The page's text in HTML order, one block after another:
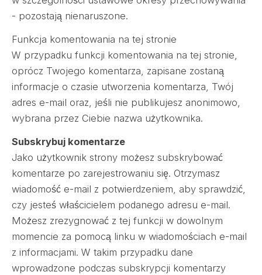
- pozostają nienaruszone.
Funkcja komentowania na tej stronie
W przypadku funkcji komentowania na tej stronie,
oprócz Twojego komentarza, zapisane zostaną
informacje o czasie utworzenia komentarza, Twój
adres e-mail oraz, jeśli nie publikujesz anonimowo,
wybrana przez Ciebie nazwa użytkownika.
Subskrybuj komentarze
Jako użytkownik strony możesz subskrybować
komentarze po zarejestrowaniu się. Otrzymasz
wiadomość e-mail z potwierdzeniem, aby sprawdzić,
czy jesteś właścicielem podanego adresu e-mail.
Możesz zrezygnować z tej funkcji w dowolnym
momencie za pomocą linku w wiadomościach e-mail
z informacjami. W takim przypadku dane
wprowadzone podczas subskrypcji komentarzy